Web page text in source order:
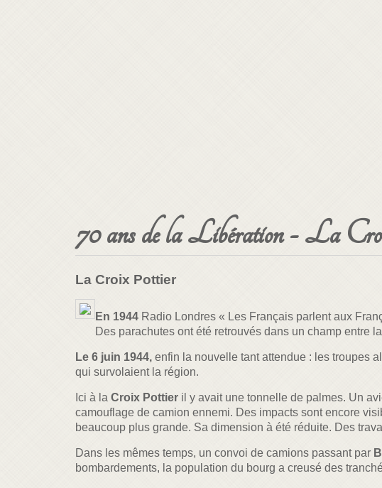
70 ans de la Libération - La
La Croix Pottier
En 1944 Radio Londres « Les Français parlent aux
Des parachutes ont été retrouvés dans un champ entre
Le 6 juin 1944, enfin la nouvelle tant attendue : les troupes
qui survolaient la région.
Ici à la Croix Pottier il y avait une tonnelle de palmes. Un
camouflage de camion ennemi. Des impacts sont encore
beaucoup plus grande. Sa dimension à été réduite. Des
Dans les mêmes temps, un convoi de camions passant par
bombardements, la population du bourg a creusé des